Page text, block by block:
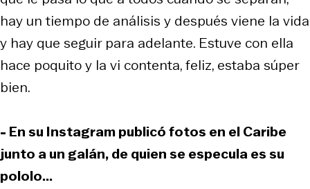
hay un tiempo de análisis y después viene la vida
y hay que seguir para adelante. Estuve con ella
hace poquito y la vi contenta, feliz, estaba súper
bien.
- En su Instagram publicó fotos en el Caribe
junto a un galán, de quien se especula es su
pololo...